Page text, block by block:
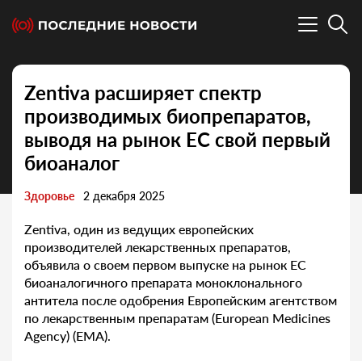
Zentiva расширяет спектр
производимых биопрепаратов,
выводя на рынок ЕС свой первый
биоаналог
Здоровье 2 декабря 2025
Zentiva, один из ведущих европейских
производителей лекарственных препаратов,
объявила о своем первом выпуске на рынок ЕС
биоаналогичного препарата моноклонального
антитела после одобрения Европейским агентством
по лекарственным препаратам (European Medicines
Agency) (EMA).